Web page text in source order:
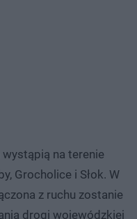
na terenie
Grocholice i Słok. W
z ruchu zostanie
drogi wojewódzkiej